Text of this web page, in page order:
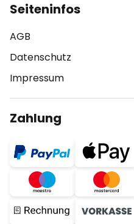
Seiteninfos
AGB
Datenschutz
Impressum
Zahlung